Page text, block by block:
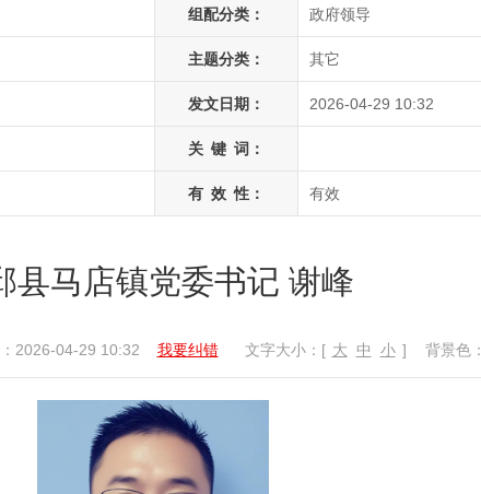
组配分类： 政府领导
主题分类： 其它
发文日期： 2026-04-29 10:32
关 键 词：
有 效 性： 有效
县马店镇党委书记 谢峰
2026-04-29 10:32 我要纠错 文字大小：[ 大 中 小 ] 背景色：